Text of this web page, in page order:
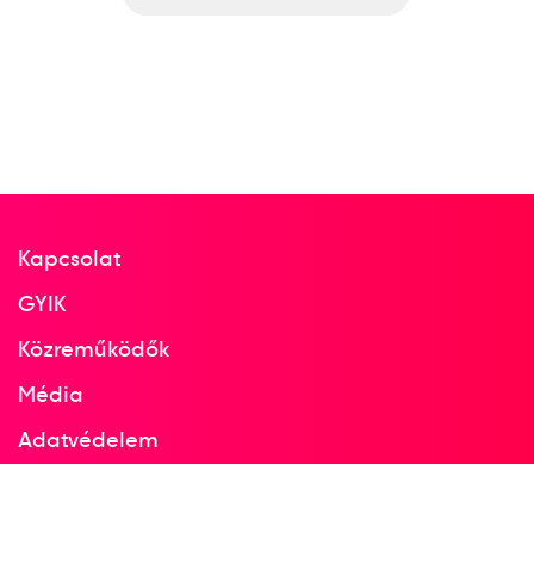
Kapcsolat
GYIK
Közreműködők
Média
Adatvédelem